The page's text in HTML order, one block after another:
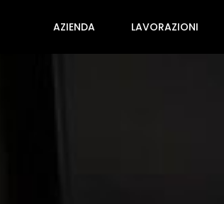
AZIENDA LAVORAZIONI